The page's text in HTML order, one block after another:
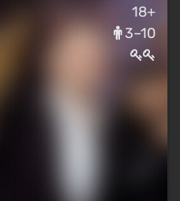
18+
3–10